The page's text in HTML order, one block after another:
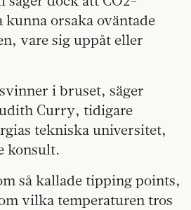
orsaka oväntade
vare sig uppåt eller
i bruset, säger
Curry, tidigare
tekniska universitet,
konsult.
så kallade tipping points,
vilka temperaturen tros